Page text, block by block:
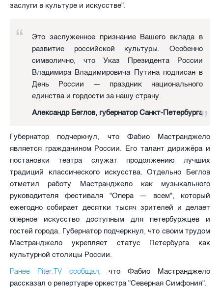
заслуги в культуре и искусстве".
Это заслуженное признание Вашего вклада в
развитие российской культуры. Особенно
символично, что Указ Президента России
Владимира Владимировича Путина подписан в
День России — праздник национального
единства и гордости за нашу страну.
Александр Беглов, губернатор Санкт-Петербурга
Губернатор подчеркнул, что Фабио Мастранджело
является гражданином России. Его талант дирижёра и
постановки театра служат продолжению лучших
традиций классического искусства. Отдельно Беглов
отметил работу Мастранджело как музыкального
руководителя фестиваля "Опера — всем", который
ежегодно собирает десятки тысяч зрителей и делает
оперное искусство доступным для петербуржцев и
гостей города. Губернатор подчеркнул, что своим трудом
Мастранджело укрепляет статус Петербурга как
культурной столицы России.
Ранее Piter.TV сообщал,
что Фабио Мастранджело
рассказал о репертуаре оркестра "Северная Симфония".